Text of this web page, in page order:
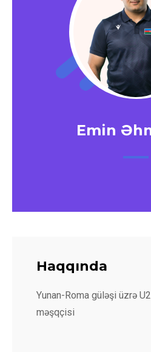
Emin
Haqqında
Yunan-Roma güləşi üzrə
məşqçisi